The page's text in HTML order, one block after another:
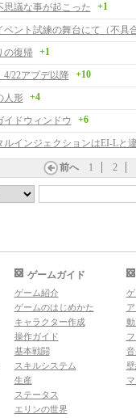
思議な事が起こった +1
ベント試練の舞台にて（不具
の復帰
+1
4/22アプデ以降 +10
人形 +4
イドウィンドウ +6
前へ 1 2
ゲームガイド
ゲーム紹介
ゲームのはじめかた
キャラクター作成
操作ガイド
基本戦闘
スキルシステム
生産
ステータス
エリンの世界